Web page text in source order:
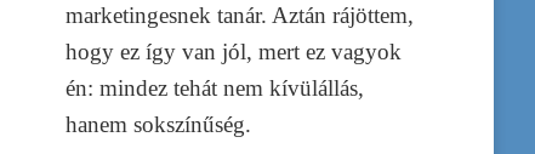
marketingesnek tanár. Aztán rájöttem,
hogy ez így van jól, mert ez vagyok
én: mindez tehát nem kívülállás,
hanem sokszínűség.